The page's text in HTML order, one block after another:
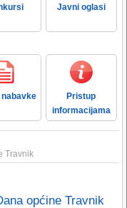
Javni oglasi
Pristup
informacijama
Travnik
općine Travnik